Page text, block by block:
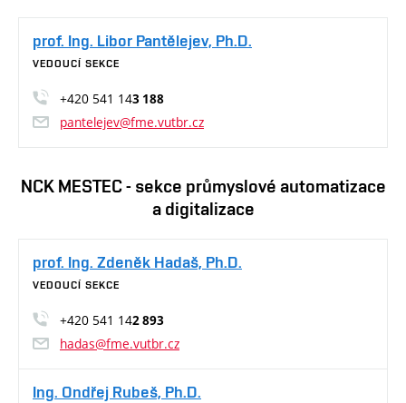
prof. Ing. Libor Pantělejev, Ph.D.
VEDOUCÍ SEKCE
+420 541 143 188
pantelejev@fme.vutbr.cz
NCK MESTEC - sekce průmyslové automatizace
a digitalizace
prof. Ing. Zdeněk Hadaš, Ph.D.
VEDOUCÍ SEKCE
+420 541 142 893
hadas@fme.vutbr.cz
Ing. Ondřej Rubeš, Ph.D.